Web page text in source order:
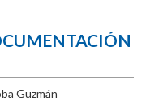
Guzmán